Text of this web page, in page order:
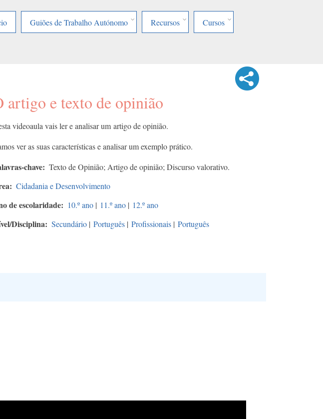
Guiões de Trabalho Autónomo Recursos Cursos
artigo e texto de opinião
videoaula vais ler e analisar um artigo de opinião.
ver as suas características e analisar um exemplo prático.
chave Texto de Opinião; Artigo de opinião; Discurso valorativo.
Cidadania e Desenvolvimento
de escolaridade 10.º ano | 11.º ano | 12.º ano
Disciplina Secundário | Português | Profissionais | Português